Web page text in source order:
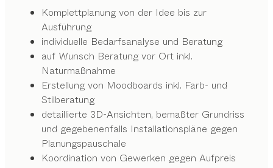
Komplettplanung von der Idee bis zur
Ausführung
individuelle Bedarfsanalyse und Beratung
auf Wunsch Beratung vor Ort inkl.
Naturmaßnahme
Erstellung von Moodboards inkl. Farb- und
Stilberatung
detaillierte 3D-Ansichten, bemaßter Grundriss
und gegebenenfalls Installationspläne gegen
Planungspauschale
Koordination von Gewerken gegen Aufpreis